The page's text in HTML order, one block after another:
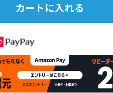
カートに入れる